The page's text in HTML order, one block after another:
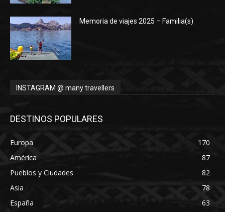
Memoria de viajes 2025 – Familia(s)
INSTAGRAM @ many travellers
DESTINOS POPULARES
Europa
170
América
87
Pueblos y Ciudades
82
Asia
78
España
63